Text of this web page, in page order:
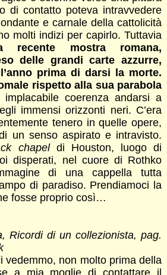
di contatto poteva intravvedere
e carnale della cattolicità
molti indizi per capirlo. Tuttavia
recente mostra romana,
delle grandi carte azzurre,
prima di darsi la morte.
rispetto alla sua parabola
coerenza andarsi a
immensi orizzonti neri. C’era
tenero in quelle opere,
un senso aspirato e intravisto.
chapeldi Houston, luogo di
disperati, nel cuore di Rothko
di una cappella tutta
di paradiso. Prendiamoci la
fosse proprio così…
Ricordi di un collezionista, pag.
vedemmo, non molto prima della
a mia moglie di contattare il